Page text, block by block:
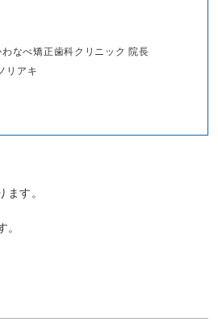
なべ矯正歯科クリニック 院長
リアキ
す。
。